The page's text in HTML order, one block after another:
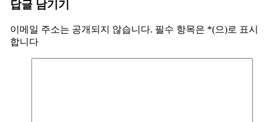
답글 남기기
이메일 주소는 공개되지 않습니다. 필수 항목은 *(으)로 표시
합니다